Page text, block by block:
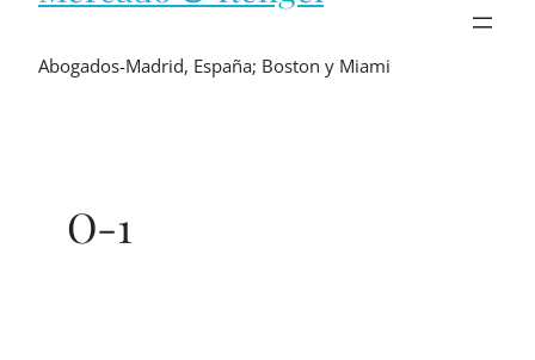
Abogados-Madrid, España; Boston y Miami
O-1